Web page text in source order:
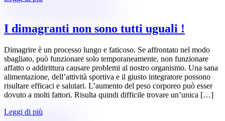
I dimagranti non sono tutti uguali !
Dimagrire è un processo lungo e faticoso. Se affrontato nel modo
sbagliato, può funzionare solo temporaneamente, non funzionare
affatto o addirittura causare problemi al nostro organismo. Una sana
alimentazione, dell’attività sportiva e il giusto integratore possono
risultare efficaci e salutari. L’aumento del peso corporeo può esser
dovuto a molti fattori. Risulta quindi difficile trovare un’unica […]
Leggi di più